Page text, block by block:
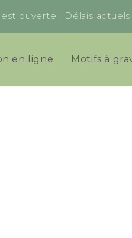
ouverte ! Délais
en ligne Motifs à